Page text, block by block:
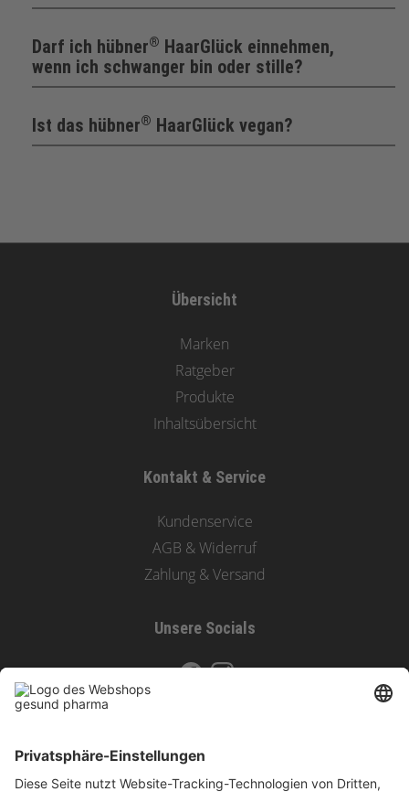
Darf ich hübner® HaarGlück einnehmen,
wenn ich schwanger bin oder stille?
Ist das hübner® HaarGlück vegan?
Übersicht
Marken
Ratgeber
Produkte
Inhaltsübersicht
Kontakt & Service
Kundenservice
AGB & Widerruf
Zahlung & Versand
Unsere Socials